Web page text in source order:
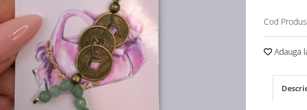
Cod
Adauga